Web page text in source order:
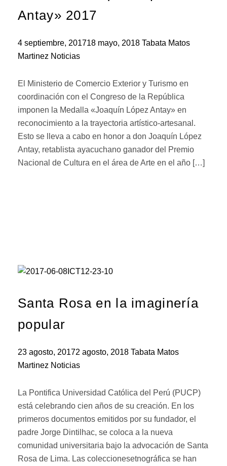
Antay» 2017
4 septiembre, 201718 mayo, 2018 Tabata Matos
Martinez Noticias
El Ministerio de Comercio Exterior y Turismo en
coordinación con el Congreso de la República
imponen la Medalla «Joaquín López Antay» en
reconocimiento a la trayectoria artístico-artesanal.
Esto se lleva a cabo en honor a don Joaquín López
Antay, retablista ayacuchano ganador del Premio
Nacional de Cultura en el área de Arte en el año […]
Santa Rosa en la imaginería
popular
23 agosto, 20172 agosto, 2018 Tabata Matos
Martinez Noticias
La Pontifica Universidad Católica del Perú (PUCP)
está celebrando cien años de su creación. En los
primeros documentos emitidos por su fundador, el
padre Jorge Dintilhac, se coloca a la nueva
comunidad universitaria bajo la advocación de Santa
Rosa de Lima. Las coleccionesetnográfica se han